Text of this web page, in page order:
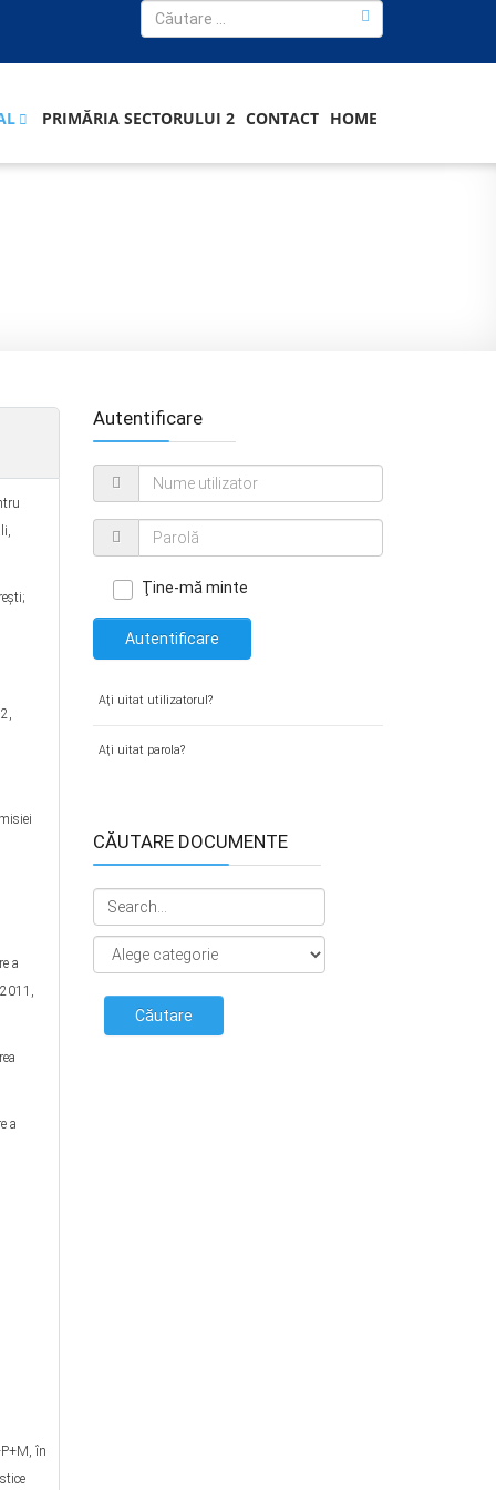
PRIMĂRIA SECTORULUI 2 CONTACT HOME
a
a
în
Autentificare
Ţine-mă minte
Autentificare
Aţi uitat utilizatorul?
Aţi uitat parola?
CĂUTARE DOCUMENTE